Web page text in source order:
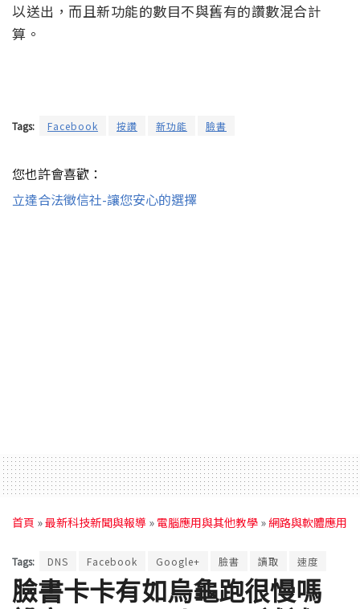
以送出，而且新功能的數目不與舊有的讚數混合計
算。
Tags: Facebook 按讚 新功能 臉書
您也許會喜歡：
立達合法徵信社-讓您安心的選擇
首頁 »最新科技新聞與報導 » 電腦應用與其他教學 »網路與軟體應用
Tags: DNS Facebook Google+ 臉書 讀取 速度
臉書卡卡有如烏龜跑很慢嗎